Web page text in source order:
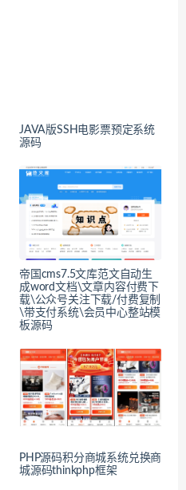
JAVA版SSH电影票预定系统
源码
帝国cms7.5文库范文自动生
成word文档\文章内容付费下
载\公众号关注下载/付费复制
\带支付系统\会员中心整站模
板源码
PHP源码积分商城系统兑换商
城源码thinkphp框架